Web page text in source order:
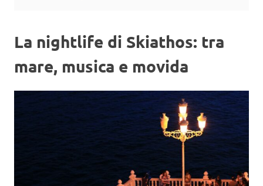
La nightlife di Skiathos: tra
mare, musica e movida